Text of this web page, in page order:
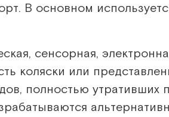
В основном
сенсорная,
коляски или
полностью утративших